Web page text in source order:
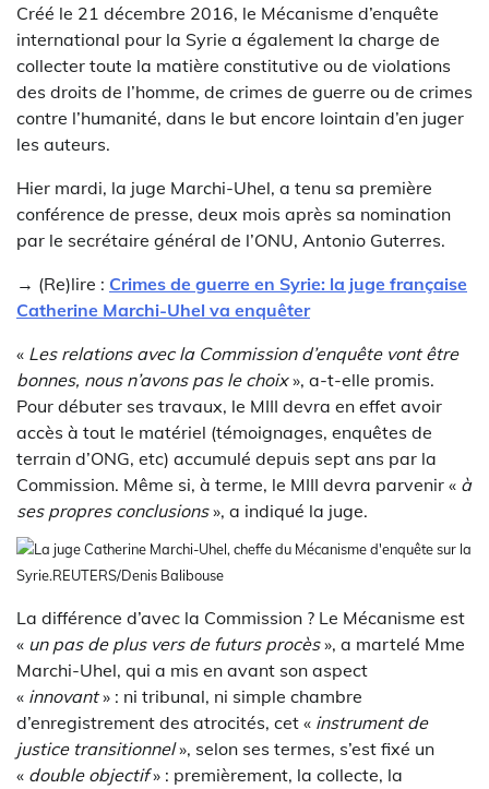
Créé le 21 décembre 2016, le Mécanisme d’enquête
international pour la Syrie a également la charge de
collecter toute la matière constitutive ou de violations
des droits de l’homme, de crimes de guerre ou de crimes
contre l’humanité, dans le but encore lointain d’en juger
les auteurs.
Hier mardi, la juge Marchi-Uhel, a tenu sa première
conférence de presse, deux mois après sa nomination
par le secrétaire général de l’ONU, Antonio Guterres.
→ (Re)lire : Crimes de guerre en Syrie: la juge française
Catherine Marchi-Uhel va enquêter
« Les relations avec la Commission d’enquête vont être
bonnes, nous n’avons pas le choix», a-t-elle promis.
Pour débuter ses travaux, le MIII devra en effet avoir
accès à tout le matériel (témoignages, enquêtes de
terrain d’ONG, etc) accumulé depuis sept ans par la
Commission. Même si, à terme, le MIII devra parvenir « à
ses propres conclusions», a indiqué la juge.
La juge Catherine Marchi-Uhel, cheffe du Mécanisme d'enquête sur la
Syrie.REUTERS/Denis Balibouse
La différence d’avec la Commission ? Le Mécanisme est
« un pas de plus vers de futurs procès», a martelé Mme
Marchi-Uhel, qui a mis en avant son aspect
« innovant» : ni tribunal, ni simple chambre
d’enregistrement des atrocités, cet « instrument de
justice transitionnel», selon ses termes, s’est fixé un
« double objectif» : premièrement, la collecte, la